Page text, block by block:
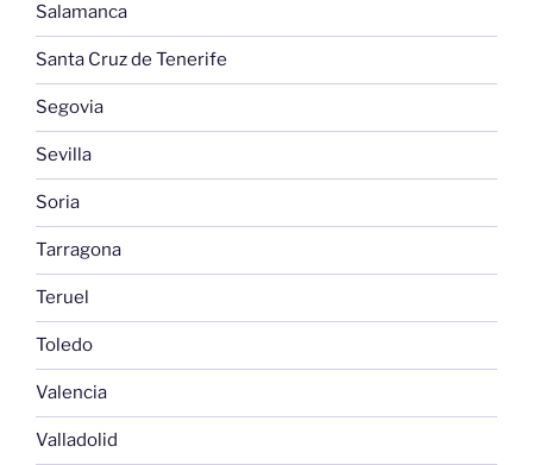
Salamanca
Santa Cruz de Tenerife
Segovia
Sevilla
Soria
Tarragona
Teruel
Toledo
Valencia
Valladolid